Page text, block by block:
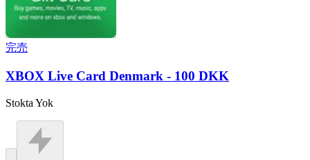
完売
XBOX Live Card Denmark - 100 DKK
Stokta Yok